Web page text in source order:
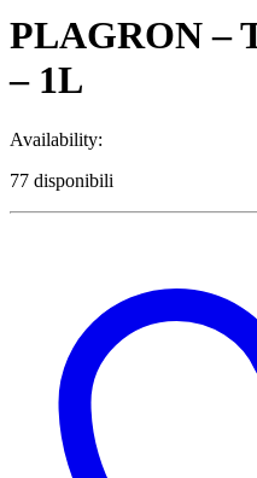
Resinator
Revelry
Secret jardin
Sensitiva
Serious Seeds
Sicce
Silent Seeds
PLAGRON –
– 1L
Availability:
77 disponibili